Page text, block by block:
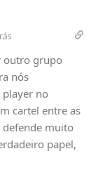
outro grupo
nós
no
cartel entre as
defende muito
papel,